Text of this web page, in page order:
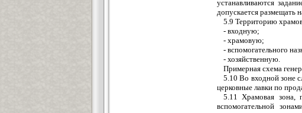
устанавливаются
допускается размещать
5.9 Территорию
- входную;
- храмовую;
- вспомогательного
- хозяйственную.
Примерная схема
5.10 Во входной зоне
церковные лавки по
5.11 Храмовая зона,
вспомогательной